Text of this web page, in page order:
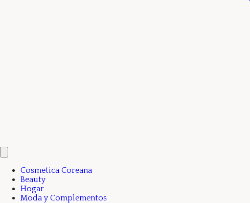
Cosmetica Coreana
Beauty
Hogar
Moda y Complementos